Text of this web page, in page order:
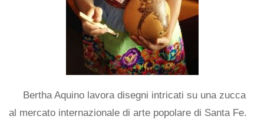
Bertha Aquino lavora disegni intricati su una zucca
al mercato internazionale di arte popolare di Santa Fe.